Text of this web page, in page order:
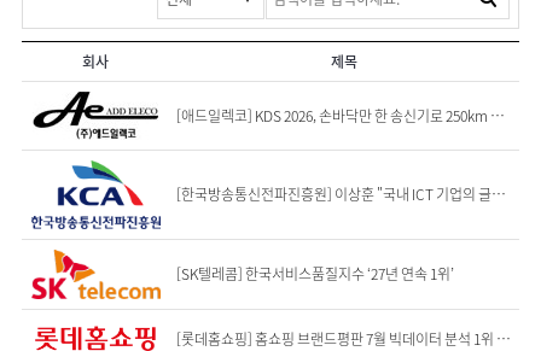
회사 제목
[애드일렉코] KDS 2026, 손바닥만 한 송신기로 250km 휴전선을 덮는다?...
[한국방송통신전파진흥원] 이상훈 "국내 ICT 기업의 글로벌 AI 도약 지원 확대...
[SK텔레콤] 한국서비스품질지수 ‘27년 연속 1위’
[롯데홈쇼핑] 홈쇼핑 브랜드평판 7월 빅데이터 분석 1위 "소비자 소통 강화 돋보...